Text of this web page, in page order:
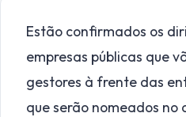
Estão confirmados os
empresas públicas que
gestores à frente das
que serão nomeados no